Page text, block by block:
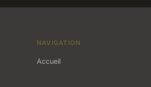
NAVIGATION
Accueil